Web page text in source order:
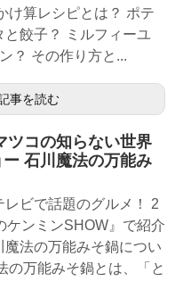
け算レシピとは？ ポテ
と餃子？ ミルフィーユ
？ その作り方と...
事を読む
ツコの知らない世界
石川魔法の万能み
ビで話題のグルメ！ 2
ケンミンSHOW』で紹介
魔法の万能みそ鍋につい
の万能みそ鍋とは、「と